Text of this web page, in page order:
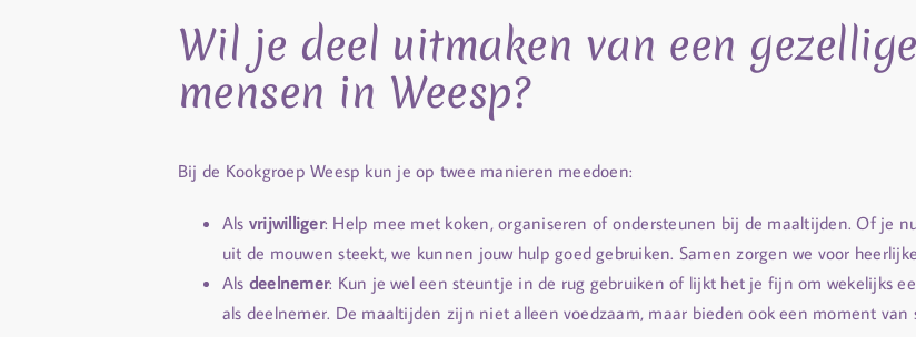
Wil je deel uitmaken van een
mensen in Weesp?
Bij de Kookgroep Weesp kun je op twee manieren meedoen:
Als vrijwilliger: Help mee met koken, organiseren of ondersteunen bij de maaltijden. Of je
uit de mouwen steekt, we kunnen jouw hulp goed gebruiken. Samen zorgen we voor
Als deelnemer: Kun je wel een steuntje in de rug gebruiken of lijkt het je fijn om wekelijks
als deelnemer. De maaltijden zijn niet alleen voedzaam, maar bieden ook een moment van